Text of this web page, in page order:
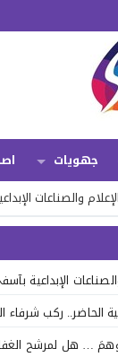
جهويات
والصناعات
الإبداعية
الحاضر.. ركب شرفاء
… هل لمرشح